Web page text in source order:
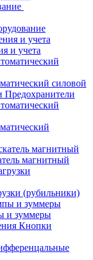
и учета
силовой
Предохранители
магнитный
(рубильники)
и зуммеры
Кнопки